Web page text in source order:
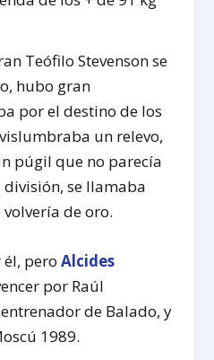
Teófilo Stevenson se
hubo gran
por el destino de los
un relevo,
púgil que no parecía
se llamaba
volvería de oro.
él, peroAlcides
por Raúl
de Balado, y
1989.